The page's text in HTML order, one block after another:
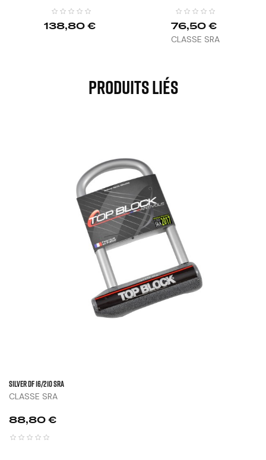
138,80 € 76,50 €
CLASSE SRA
Produits Liés
SILVER DF 16/210 SRA
CLASSE SRA
Prix
88,80 €